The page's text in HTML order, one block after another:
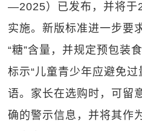
—2025）已发布，并将于
实施。新版标准进一步要
“糖”含量，并规定预包装
标示“儿童青少年应避免
语。家长在选购时，可留
确的警示信息，并将其作